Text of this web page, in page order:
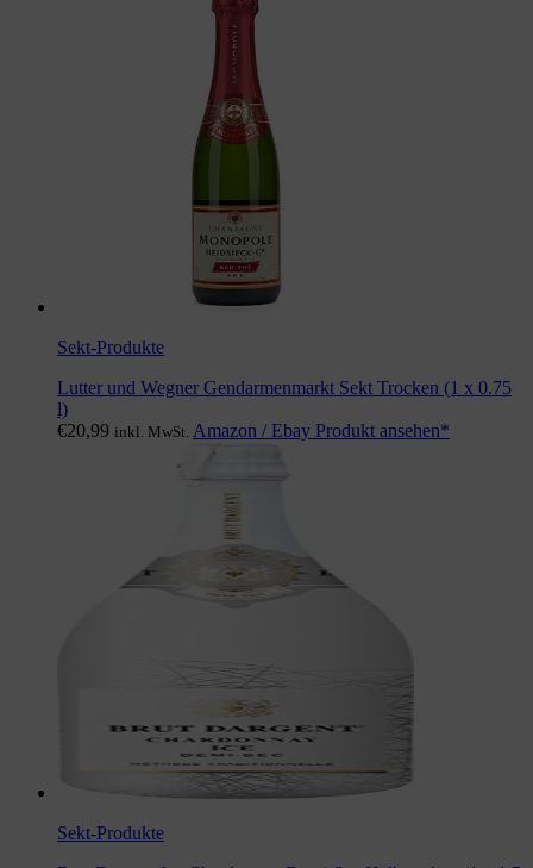
Sekt-Produkte
Lutter und Wegner Gendarmenmarkt Sekt Trocken (1 x 0.75
l)
€20,99 inkl. MwSt. Amazon / Ebay Produkt ansehen*
Sekt-Produkte